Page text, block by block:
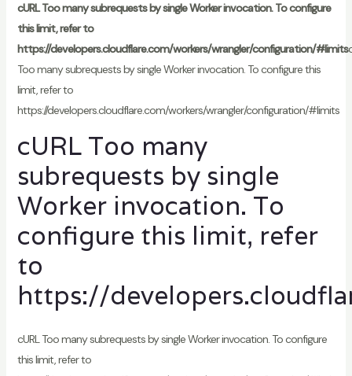
cURL Too many subrequests by single Worker invocation. To configure
this limit, refer to
https://developers.cloudflare.com/workers/wrangler/configuration/#limits
Too many subrequests by single Worker invocation. To configure this
limit, refer to
https://developers.cloudflare.com/workers/wrangler/configuration/#limits
cURL Too many
subrequests by single
Worker invocation. To
configure this limit, refer
to
https://
cURL Too many subrequests by single Worker invocation. To configure
this limit, refer to